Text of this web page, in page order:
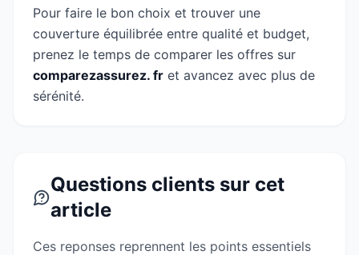
Pour faire le bon choix et trouver une
couverture équilibrée entre qualité et budget,
prenez le temps de comparer les offres sur
comparezassurez. fr et avancez avec plus de
sérénité.
Questions clients sur cet
article
Ces reponses reprennent les points essentiels